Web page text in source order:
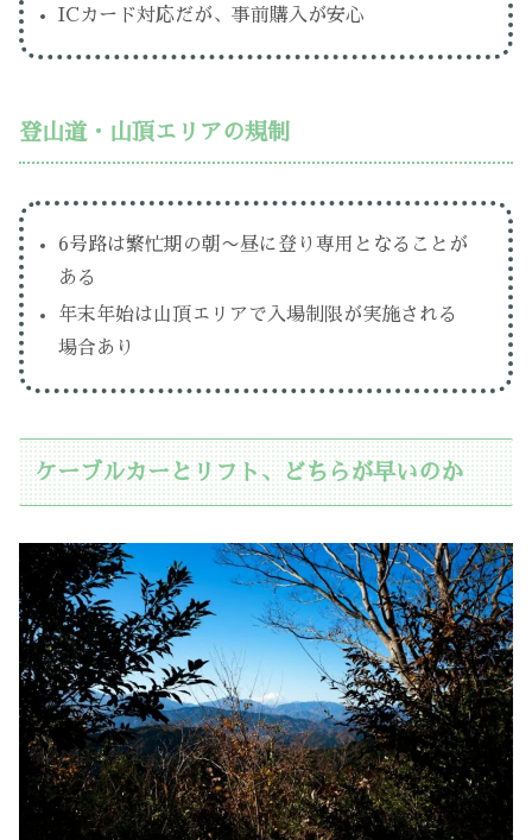
ICカード対応だが、事前購入が安心
登山道・山頂エリアの規制
6号路は繁忙期の朝〜昼に登り専用となることが
ある
年末年始は山頂エリアで入場制限が実施される
場合あり
ケーブルカーとリフト、どちらが早いのか